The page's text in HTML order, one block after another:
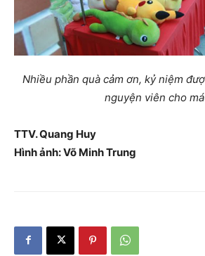
Nhiều phần quà cảm ơn, kỷ niệm
nguyện viên cho
TTV. Quang Huy
Hình ảnh: Võ Minh Trung